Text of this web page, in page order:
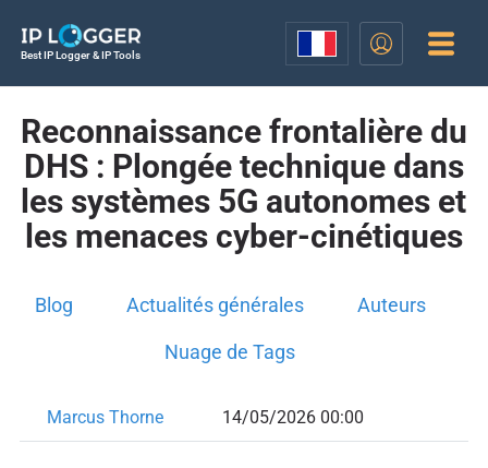
Best IP Logger & IP Tools
Reconnaissance frontalière du
DHS : Plongée technique dans
les systèmes 5G autonomes et
les menaces cyber-cinétiques
Blog Actualités générales Auteurs
Nuage de Tags
Marcus Thorne 14/05/2026 00:00